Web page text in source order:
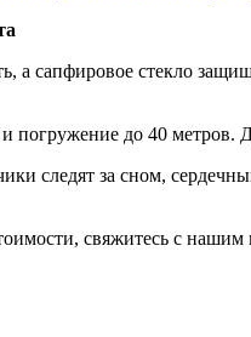
а сапфировое стекло
погружение до 40
следят за сном,
свяжитесь с